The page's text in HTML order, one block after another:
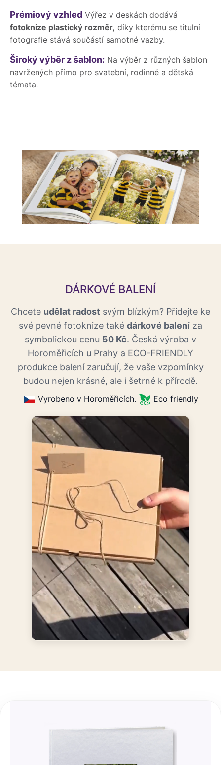
Prémiový vzhled Výřez v deskách dodává
fotoknize plastický rozměr, díky kterému se titulní
fotografie stává součástí samotné vazby.
Široký výběr z šablon: Na výběr z různých šablon
navržených přímo pro svatební, rodinné a dětská
témata.
DÁRKOVÉ BALENÍ
Chcete udělat radost svým blízkým? Přidejte ke
své pevné fotoknize také dárkové balení za
symbolickou cenu 50 Kč. Česká výroba v
Horoměřicích u Prahy a ECO-FRIENDLY
produkce balení zaručují, že vaše vzpomínky
budou nejen krásné, ale i šetrné k přírodě.
Vyrobeno v Horoměřicích. Eco friendly